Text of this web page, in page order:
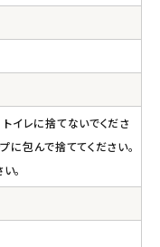
イレに捨てないでくださ
に包んで捨ててください。
。